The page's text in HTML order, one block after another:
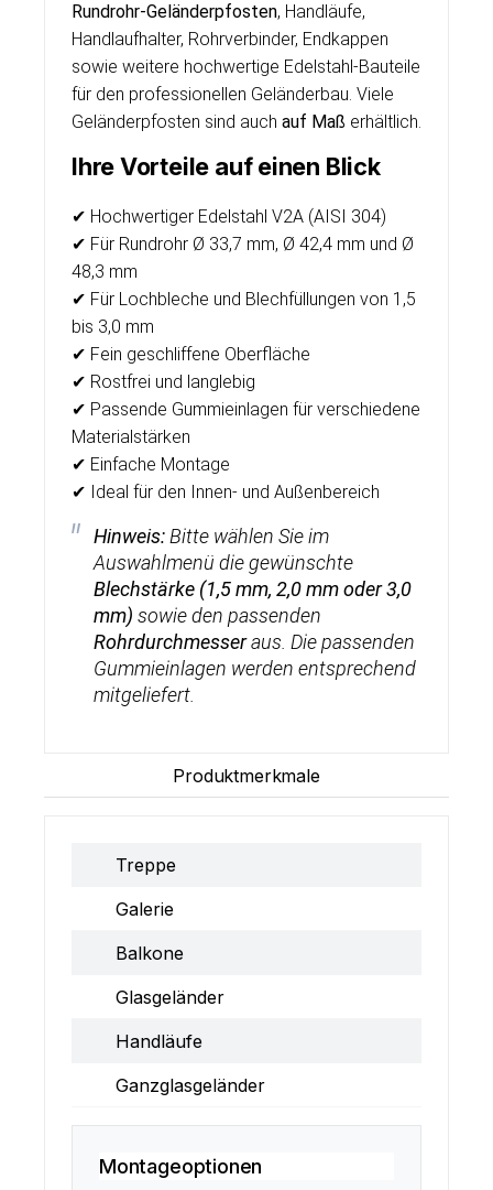
Rundrohr-Geländerpfosten, Handläufe,
Handlaufhalter, Rohrverbinder, Endkappen
sowie weitere hochwertige Edelstahl-Bauteile
für den professionellen Geländerbau. Viele
Geländerpfosten sind auch auf Maß erhältlich.
Ihre Vorteile auf einen Blick
✔ Hochwertiger Edelstahl V2A (AISI 304)
✔ Für Rundrohr Ø 33,7 mm, Ø 42,4 mm und Ø
48,3 mm
✔ Für Lochbleche und Blechfüllungen von 1,5
bis 3,0 mm
✔ Fein geschliffene Oberfläche
✔ Rostfrei und langlebig
✔ Passende Gummieinlagen für verschiedene
Materialstärken
✔ Einfache Montage
✔ Ideal für den Innen- und Außenbereich
Hinweis: Bitte wählen Sie im
Auswahlmenü die gewünschte
Blechstärke (1,5 mm, 2,0 mm oder 3,0
mm) sowie den passenden
Rohrdurchmesseraus. Die passenden
Gummieinlagen werden entsprechend
mitgeliefert.
Produktmerkmale
Treppe
Galerie
Balkone
Glasgeländer
Handläufe
Ganzglasgeländer
Montageoptionen